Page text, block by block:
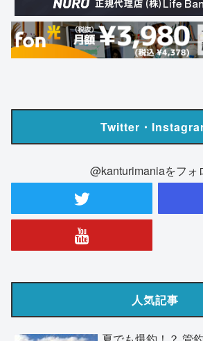
Twitter・
@kanturimaniaをフォ
人気記事